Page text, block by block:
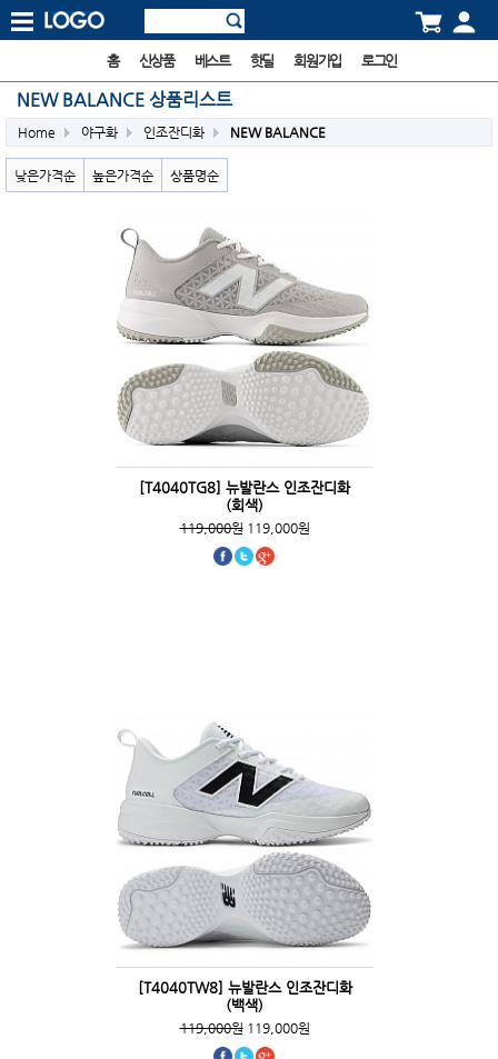
홈 신상품 베스트 핫딜 회원가입 로그인
NEW BALANCE 상품리스트
Home 야구화 인조잔디화 NEW BALANCE
낮은가격순 높은가격순 상품명순
[T4040TG8] 뉴발란스 인조잔디화
(회색)
119,000원119,000원
[T4040TW8] 뉴발란스 인조잔디화
(백색)
119,000원119,000원